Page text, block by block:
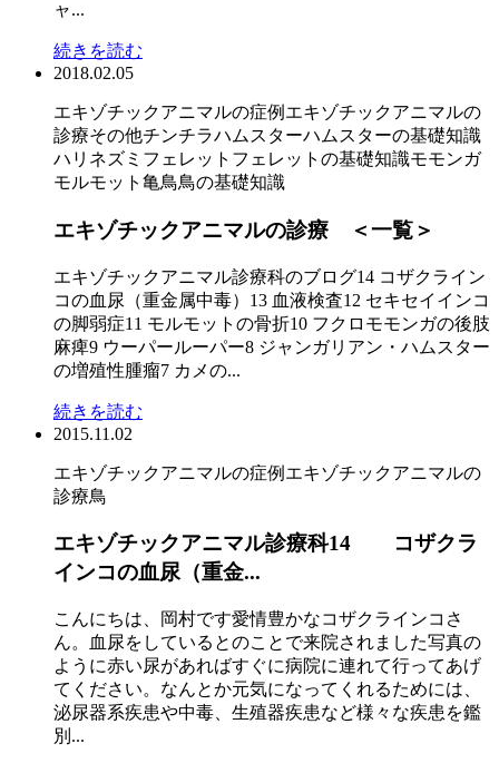
ャ...
続きを読む
2018.02.05
エキゾチックアニマルの症例 エキゾチックアニマルの
診療その他チンチラハムスターハムスターの基礎知識
ハリネズミ フェレット フェレットの基礎知識モモンガ
モルモット 亀鳥鳥の基礎知識
エキゾチックアニマルの診療 ＜一覧＞
エキゾチックアニマル診療科のブログ14 コザクライン
コの血尿（重金属中毒）13 血液検査12 セキセイインコ
の脚弱症11 モルモットの骨折10 フクロモモンガの後肢
麻痺9 ウーパールーパー8 ジャンガリアン・ハムスター
の増殖性腫瘤7 カメの...
続きを読む
2015.11.02
エキゾチックアニマルの症例 エキゾチックアニマルの
診療鳥
エキゾチックアニマル診療科14 コザクラ
インコの血尿（重金...
こんにちは、岡村です愛情豊かなコザクラインコさ
ん。血尿をしているとのことで来院されました写真の
ように赤い尿があればすぐに病院に連れて行ってあげ
てください。なんとか元気になってくれるためには、
泌尿器系疾患や中毒、生殖器疾患など様々な疾患を鑑
別...